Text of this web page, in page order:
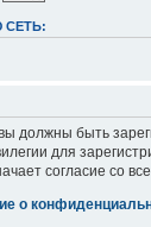
СЕТЬ:
должны быть
для
согласие со
о